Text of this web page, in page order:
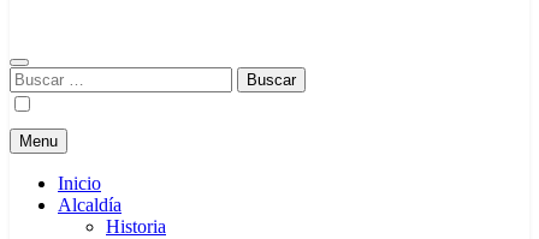
Buscar:
Menu
Inicio
Alcaldía
Historia